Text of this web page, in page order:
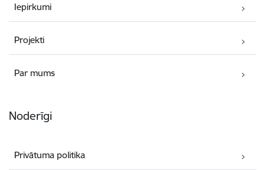
Iepirkumi
Projekti
Par mums
Noderīgi
Privātuma politika